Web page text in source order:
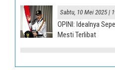
Sabtu, 10 Mei 2025 |
OPINI: Idealnya
Mesti Terlibat